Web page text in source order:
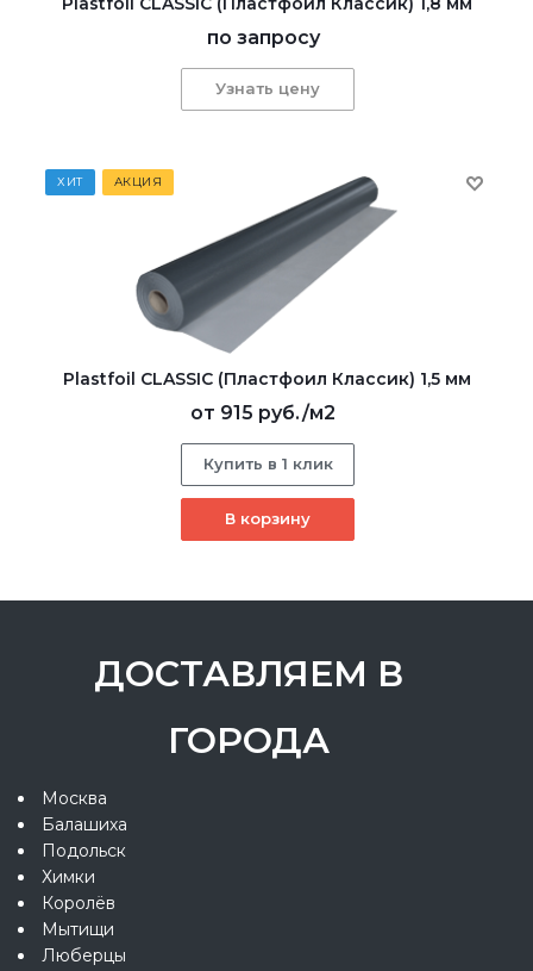
по запросу
Узнать цену
ХИТ АКЦИЯ
Plastfoil CLASSIC (Пластфоил Классик) 1,5 мм
от 915 руб./м2
Купить в 1 клик
В корзину
ДОСТАВЛЯЕМ В
ГОРОДА
Москва
Балашиха
Подольск
Химки
Королёв
Мытищи
Люберцы